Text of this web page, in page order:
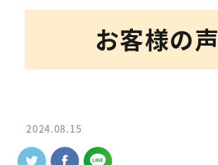
お客様の声
2024.08.15